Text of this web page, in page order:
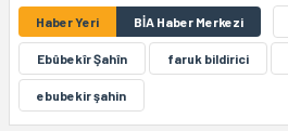
Haber Yeri BİA Haber Merkezi
Ebûbekîr Şahîn faruk bildirici
ebubekir şahin